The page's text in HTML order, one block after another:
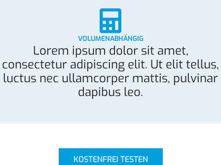
VOLUMENABHÄNGIG
Lorem ipsum dolor sit amet,
consectetur adipiscing elit. Ut elit tellus,
luctus nec ullamcorper mattis, pulvinar
dapibus leo.
KOSTENFREI TESTEN